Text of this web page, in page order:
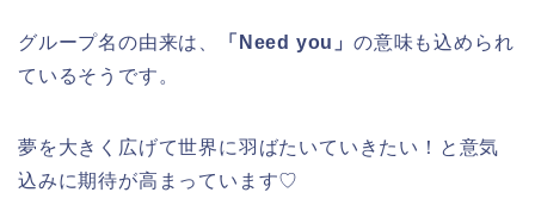
グループ名の由来は、 「Need you」 の意味も込められ
ているそうです。
夢を大きく広げて世界に羽ばたいていきたい！と意気
込みに期待が高まっています♡